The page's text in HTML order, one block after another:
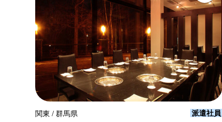
関東 / 群馬県 派遣社員